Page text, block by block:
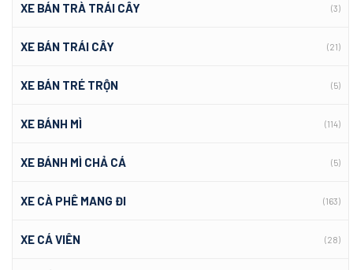
XE BÁN TRÀ TRÁI CÂY (3)
XE BÁN TRÁI CÂY (21)
XE BÁN TRÉ TRỘN (5)
XE BÁNH MÌ (114)
XE BÁNH MÌ CHẢ CÁ (5)
XE CÀ PHÊ MANG ĐI (163)
XE CÁ VIÊN (28)